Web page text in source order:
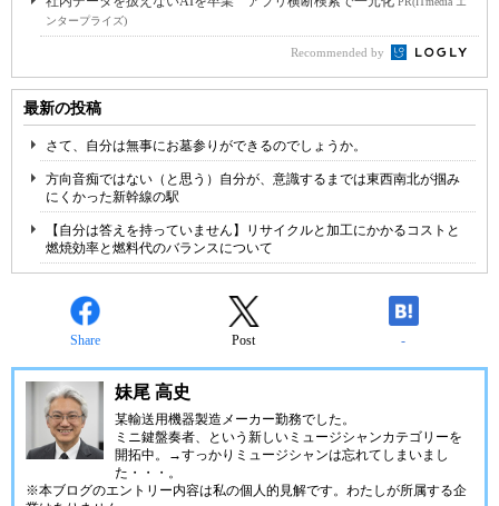
ンタープライズ)
Recommended by
最新の投稿
さて、自分は無事にお墓参りができるのでしょうか。
方向音痴ではない（と思う）自分が、意識するまでは東西南北が掴み
にくかった新幹線の駅
【自分は答えを持っていません】リサイクルと加工にかかるコストと
燃焼効率と燃料代のバランスについて
Share Post -
妹尾 高史
某輸送用機器製造メーカー勤務でした。
ミニ鍵盤奏者、という新しいミュージシャンカテゴリーを
開拓中。→すっかりミュージシャンは忘れてしまいまし
た・・・。
※本ブログのエントリー内容は私の個人的見解です。わたしが所属する企